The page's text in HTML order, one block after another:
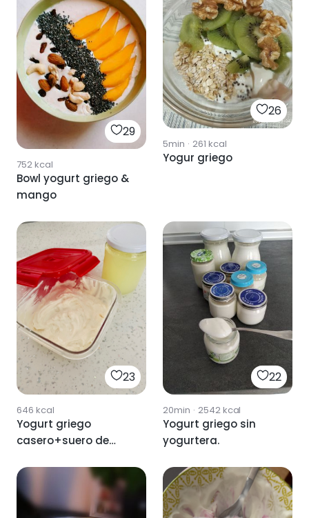
29
752kcal
Bowl yogurt griego &
mango
26
5min · 261 kcal
Yogur griego
23
646 kcal
Yogurt griego
casero+suero de
22
20min · 2542kcal
Yogurt griego sin
yogurtera.